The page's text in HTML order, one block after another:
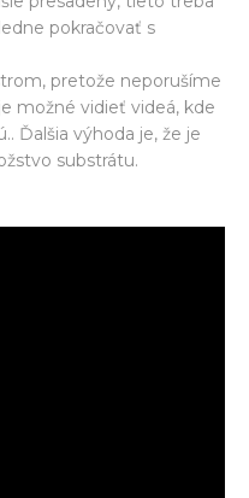
pokračovať s
pretože neporušíme
možné vidieť videá, kde
Ďalšia výhoda je, že je
substrátu.